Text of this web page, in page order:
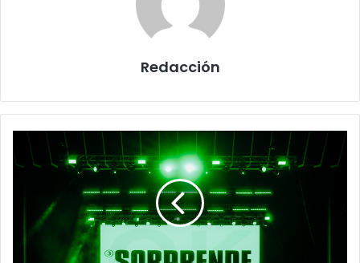
Redacción
éxito
del
Aniversario